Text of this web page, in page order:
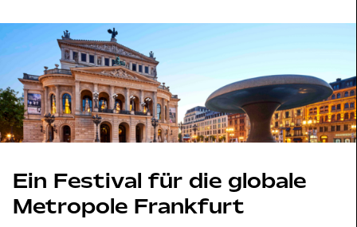
Ein Festival für die globale
Metropole Frankfurt